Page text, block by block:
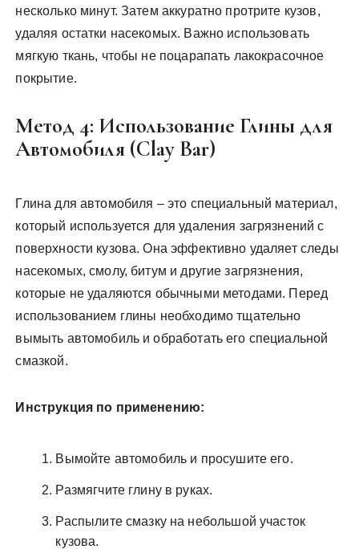
несколько минут. Затем аккуратно протрите кузов,
удаляя остатки насекомых. Важно использовать
мягкую ткань, чтобы не поцарапать лакокрасочное
покрытие.
Метод 4: Использование Глины для
Автомобиля (Clay Bar)
Глина для автомобиля – это специальный материал,
который используется для удаления загрязнений с
поверхности кузова. Она эффективно удаляет следы
насекомых, смолу, битум и другие загрязнения,
которые не удаляются обычными методами. Перед
использованием глины необходимо тщательно
вымыть автомобиль и обработать его специальной
смазкой.
Инструкция по применению:
Вымойте автомобиль и просушите его.
Размягчите глину в руках.
Распылите смазку на небольшой участок
кузова.